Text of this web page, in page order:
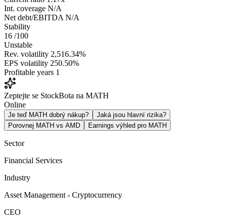
Int. coverage N/A
Net debt/EBITDA N/A
Stability
16 /100
Unstable
Rev. volatility 2,516.34%
EPS volatility 250.50%
Profitable years 1
Zeptejte se StockBota na MATH
Online
Je teď MATH dobrý nákup?
Jaká jsou hlavní rizika?
Porovnej MATH vs AMD
Earnings výhled pro MATH
Sector
Financial Services
Industry
Asset Management - Cryptocurrency
CEO